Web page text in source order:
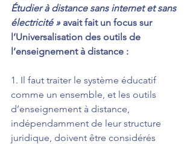
Étudier à distance sans internet et sans
électricité » avait fait un focus sur
l’Universalisation des outils de
l’enseignement à distance :
1. Il faut traiter le système éducatif
comme un ensemble, et les outils
d’enseignement à distance,
indépendamment de leur structure
juridique, doivent être considérés